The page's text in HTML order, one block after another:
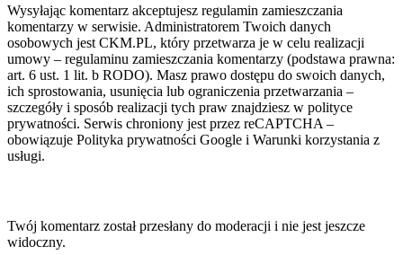
Wysyłając komentarz akceptujesz regulamin zamieszczania
komentarzy w serwisie. Administratorem Twoich danych
osobowych jest CKM.PL, który przetwarza je w celu realizacji
umowy – regulaminu zamieszczania komentarzy (podstawa prawna:
art. 6 ust. 1 lit. b RODO). Masz prawo dostępu do swoich danych,
ich sprostowania, usunięcia lub ograniczenia przetwarzania –
szczegóły i sposób realizacji tych praw znajdziesz w polityce
prywatności. Serwis chroniony jest przez reCAPTCHA –
obowiązuje Polityka prywatności Google i Warunki korzystania z
usługi.
Twój komentarz został przesłany do moderacji i nie jest jeszcze
widoczny.